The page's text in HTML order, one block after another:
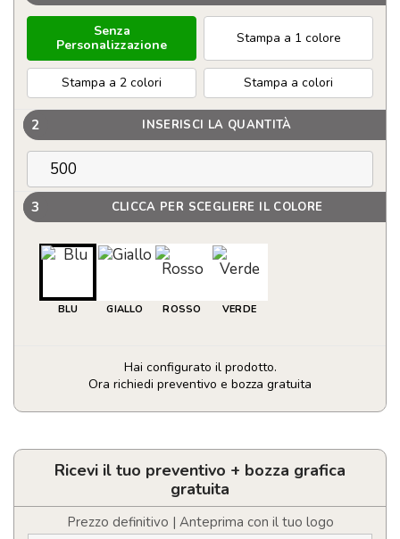
Senza
Personalizzazione
Stampa a 1 colore
Stampa a 2 colori Stampa a colori
2 INSERISCI LA QUANTITÀ
3 CLICCA PER SCEGLIERE IL COLORE
BLU GIALLO ROSSO VERDE
Hai configurato il prodotto.
Ora richiedi preventivo e bozza gratuita
Portaborse
Ricevi il tuo preventivo + bozza grafica
gratuita
Prezzo definitivo | Anteprima con il tuo logo